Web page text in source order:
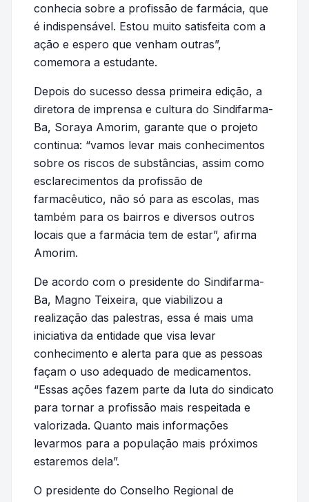
conhecia sobre a profissão de farmácia, que
é indispensável. Estou muito satisfeita com a
ação e espero que venham outras”,
comemora a estudante.
Depois do sucesso dessa primeira edição, a
diretora de imprensa e cultura do Sindifarma-
Ba, Soraya Amorim, garante que o projeto
continua: “vamos levar mais conhecimentos
sobre os riscos de substâncias, assim como
esclarecimentos da profissão de
farmacêutico, não só para as escolas, mas
também para os bairros e diversos outros
locais que a farmácia tem de estar”, afirma
Amorim.
De acordo com o presidente do Sindifarma-
Ba, Magno Teixeira, que viabilizou a
realização das palestras, essa é mais uma
iniciativa da entidade que visa levar
conhecimento e alerta para que as pessoas
façam o uso adequado de medicamentos.
“Essas ações fazem parte da luta do sindicato
para tornar a profissão mais respeitada e
valorizada. Quanto mais informações
levarmos para a população mais próximos
estaremos dela”.
O presidente do Conselho Regional de